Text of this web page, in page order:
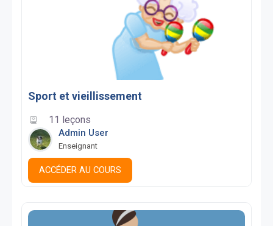
Sport et vieillissement
11 leçons
Admin User
Enseignant
ACCÉDER AU COURS